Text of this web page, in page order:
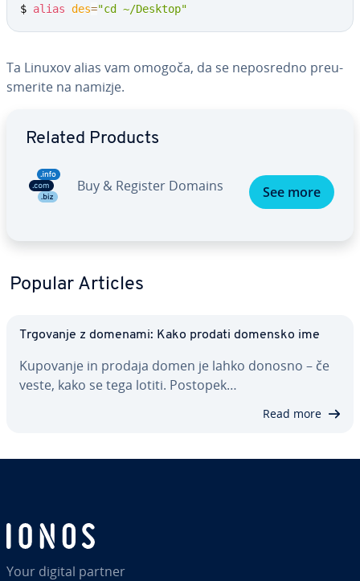
$ alias des="cd ~/Desktop"
Ta Linuxov alias vam omogoča, da se ne­po­sre­dno pre­u­
sme­ri­te na namizje.
Related Products
Buy & Register Domains See more
Popular Articles
Trgovanje z domenami: Kako prodati domensko ime
Kupovanje in prodaja domen je lahko donosno – če
veste, kako se tega lotiti. Postopek…
Read more
Your digital partner